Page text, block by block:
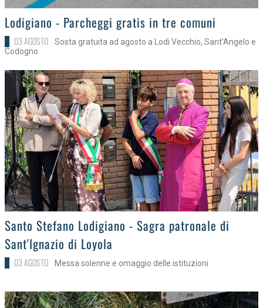
>Lodigiano - Parcheggi gratis in tre comuni
03 AGOSTO
Sosta gratuita ad agosto a Lodi Vecchio, Sant’Angelo e
Codogno
>
Santo Stefano Lodigiano - Sagra patronale di
Sant'Ignazio di Loyola
03 AGOSTO Messa solenne e omaggio delle istituzioni